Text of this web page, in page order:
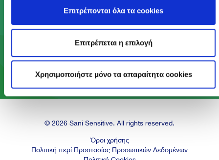
Επιτρέπονται όλα τα cookies
Επιτρέπεται η επιλογή
Χρησιμοποιήστε μόνο τα απαραίτητα cookies
καλύτερο μέλλον στις επόμενες γενιές.
© 2026 Sani Sensitive. All rights reserved.
Όροι χρήσης
Πολιτική περί Προστασίας Προσωπικών Δεδομένων